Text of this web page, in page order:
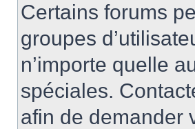
Certains forums
groupes
n’importe quelle
spéciales.
afin de demander